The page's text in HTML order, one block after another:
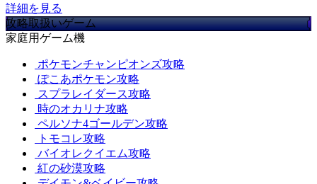
詳細を見る
攻略取扱いゲーム
家庭用ゲーム機
ポケモンチャンピオンズ攻略
ぽこあポケモン攻略
スプラレイダース攻略
時のオカリナ攻略
ペルソナ4ゴールデン攻略
トモコレ攻略
バイオレクイエム攻略
紅の砂漠攻略